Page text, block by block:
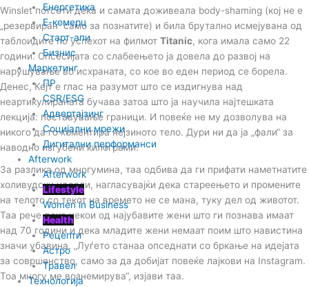
Енергетика
Е-комерц
Старт-апи
Бизнис
Маркетинг
ПР
CSR/ESG
Адвертајзинг
Социјални мрежи
Дигитални перформанси
Afterwork
Afterwork
Lifestyle
Women in Business
Health
Рецепти
Астро
Травел
Технологија
Winslet потсети дека и самата доживеала body-shaming (кој не е
„резервиран“ само за познатите) и била брутално исмејувана од
таблоидите по успехот на филмот Titanic, кога имала само 22
години. Опсесијата со слабеењето ја довела до развој на
нарушување во исхраната, со кое во еден период се борела.
Денес, Кејт е глас на разумот што се издигнува над
неартикулираната бучава затоа што ја научила најтешката
лекција: поставување граници. И повеќе не му дозволува на
никого да го коментира нејзиното тело. Дури ни да ја „фали“ за
наводно изгубени килограми.
За разлика од многумина, таа одбива да ги прифати наметнатите
холивудски идеали, нагласувајќи дека стареењето и промените
на телото со текот на времето не се мана, туку дел од животот.
Таа рече дека некои од најубавите жени што ги познава имаат
над 70 години и дека младите жени немаат поим што навистина
значи убавина. „Луѓето станаа опседнати со бркање на идејата
за совршенство, само за да добијат повеќе лајкови на Instagram.
Тоа многу ме вознемирува“, изјави таа.